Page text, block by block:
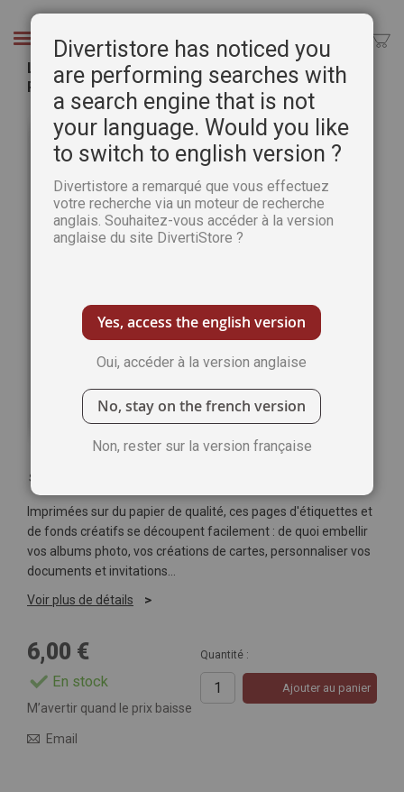
Chercher
Lot de 16 pages de papiers - Thème marin -
Passion Scrapbooking n°111
galerie
d’images
Soyez le premier à commenter ce produit
Imprimées sur du papier de qualité, ces pages d'étiquettes et
de fonds créatifs se découpent facilement : de quoi embellir
vos albums photo, vos créations de cartes, personnaliser vos
documents et invitations…
Voir plus de détails
6,00 €
En stock
Quantité :
Ajouter au panier
M’avertir quand le prix baisse
Email
Divertistore has noticed you
are performing searches with
a search engine that is not
your language. Would you like
to switch to english version ?
Divertistore a remarqué que vous effectuez
votre recherche via un moteur de recherche
anglais. Souhaitez-vous accéder à la version
anglaise du site DivertiStore ?
Yes, access the english version
Oui, accéder à la version anglaise
No, stay on the french version
Non, rester sur la version française